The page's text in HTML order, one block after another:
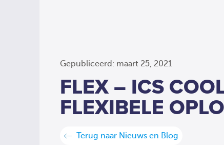
Gepubliceerd: maart 25, 2021
FLEX – ICS
FLEXIBELE
Terug naar Nieuws en Blog